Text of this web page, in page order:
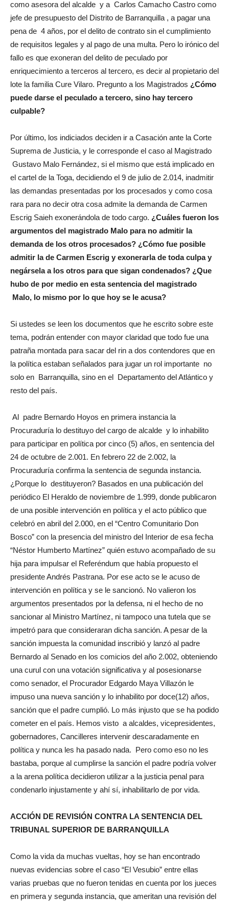
como asesora del alcalde y a Carlos Camacho Castro como
jefe de presupuesto del Distrito de Barranquilla , a pagar una
pena de 4 años, por el delito de contrato sin el cumplimiento
de requisitos legales y al pago de una multa. Pero lo irónico del
fallo es que exoneran del delito de peculado por
enriquecimiento a terceros al tercero, es decir al propietario del
lote la familia Cure Vilaro. Pregunto a los Magistrados ¿Cómo
puede darse el peculado a tercero, sino hay tercero
culpable?
Por último, los indiciados deciden ir a Casación ante la Corte
Suprema de Justicia, y le corresponde el caso al Magistrado
Gustavo Malo Fernández, si el mismo que está implicado en
el cartel de la Toga, decidiendo el 9 de julio de 2.014, inadmitir
las demandas presentadas por los procesados y como cosa
rara para no decir otra cosa admite la demanda de Carmen
Escrig Saieh exonerándola de todo cargo. ¿Cuáles fueron los
argumentos del magistrado Malo para no admitir la
demanda de los otros procesados? ¿Cómo fue posible
admitir la de Carmen Escrig y exonerarla de toda culpa y
negársela a los otros para que sigan condenados? ¿Que
hubo de por medio en esta sentencia del magistrado
Malo, lo mismo por lo que hoy se le acusa?
Si ustedes se leen los documentos que he escrito sobre este
tema, podrán entender con mayor claridad que todo fue una
patraña montada para sacar del rin a dos contendores que en
la política estaban señalados para jugar un rol importante no
solo en Barranquilla, sino en el Departamento del Atlántico y
resto del país.
Al padre Bernardo Hoyos en primera instancia la
Procuraduría lo destituyo del cargo de alcalde y lo inhabilito
para participar en política por cinco (5) años, en sentencia del
24 de octubre de 2.001. En febrero 22 de 2.002, la
Procuraduría confirma la sentencia de segunda instancia.
¿Porque lo destituyeron? Basados en una publicación del
periódico El Heraldo de noviembre de 1.999, donde publicaron
de una posible intervención en política y el acto público que
celebró en abril del 2.000, en el “Centro Comunitario Don
Bosco” con la presencia del ministro del Interior de esa fecha
“Néstor Humberto Martínez” quién estuvo acompañado de su
hija para impulsar el Referéndum que había propuesto el
presidente Andrés Pastrana. Por ese acto se le acuso de
intervención en política y se le sancionó. No valieron los
argumentos presentados por la defensa, ni el hecho de no
sancionar al Ministro Martínez, ni tampoco una tutela que se
impetró para que consideraran dicha sanción. A pesar de la
sanción impuesta la comunidad inscribió y lanzó al padre
Bernardo al Senado en los comicios del año 2.002, obteniendo
una curul con una votación significativa y al posesionarse
como senador, el Procurador Edgardo Maya Villazón le
impuso una nueva sanción y lo inhabilito por doce(12) años,
sanción que el padre cumplió. Lo más injusto que se ha podido
cometer en el país. Hemos visto a alcaldes, vicepresidentes,
gobernadores, Cancilleres intervenir descaradamente en
política y nunca les ha pasado nada. Pero como eso no les
bastaba, porque al cumplirse la sanción el padre podría volver
a la arena política decidieron utilizar a la justicia penal para
condenarlo injustamente y ahí sí, inhabilitarlo de por vida.
ACCIÓN DE REVISIÓN CONTRA LA SENTENCIA DEL
TRIBUNAL SUPERIOR DE BARRANQUILLA
Como la vida da muchas vueltas, hoy se han encontrado
nuevas evidencias sobre el caso “El Vesubio” entre ellas
varias pruebas que no fueron tenidas en cuenta por los jueces
en primera y segunda instancia, que ameritan una revisión del